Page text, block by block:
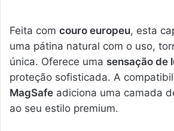
Feita com couro europeu, esta
uma pátina natural com o uso,
única. Oferece uma sensação de
proteção sofisticada. A
MagSafe adiciona uma camada
ao seu estilo premium.